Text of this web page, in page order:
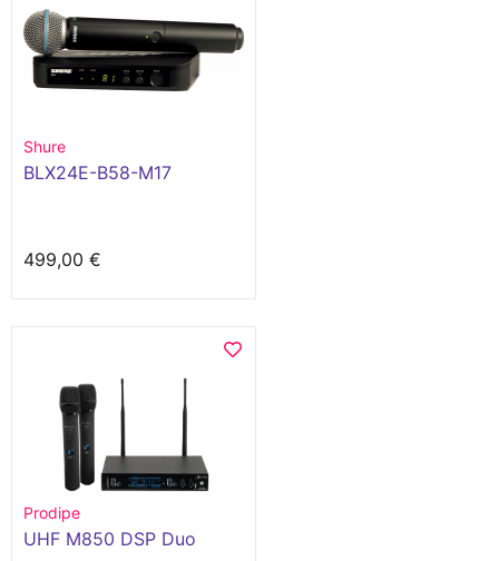
Shure
BLX24E-B58-M17
499,00 €
Prodipe
UHF M850 DSP Duo